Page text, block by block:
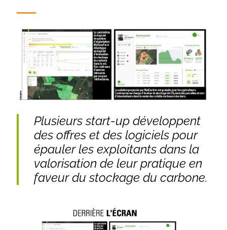
Plusieurs start-up développent
des offres et des logiciels pour
épauler les exploitants dans la
valorisation de leur pratique en
faveur du stockage du carbone.